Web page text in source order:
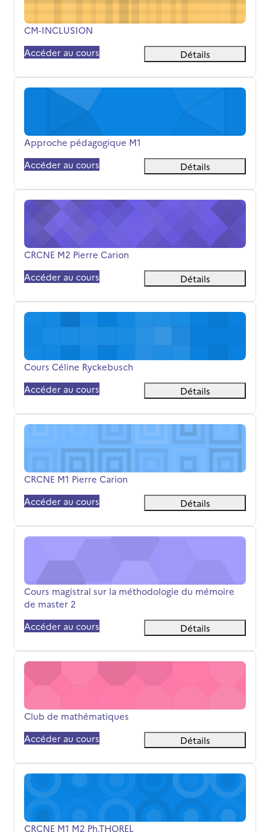
Nom du cours
CM-INCLUSION
Accéder au cours
Détails
Approche pédagogique M1
Nom du cours
Approche pédagogique M1
Accéder au cours
Détails
CRCNE M2 Pierre Carion
Nom du cours
CRCNE M2 Pierre Carion
Accéder au cours
Détails
Cours Céline Ryckebusch
Nom du cours
Cours Céline Ryckebusch
Accéder au cours
Détails
CRCNE M1 Pierre Carion
Nom du cours
CRCNE M1 Pierre Carion
Accéder au cours
Détails
Cours magistral sur la méthodologie du mémoire de
Nom du cours
Cours magistral sur la méthodologie du mémoire
de master 2
Accéder au cours
Détails
Club de mathématiques
Nom du cours
Club de mathématiques
Accéder au cours
Détails
CRCNE M1 M2 Ph.THOREL
Nom du cours
CRCNE M1 M2 Ph.THOREL